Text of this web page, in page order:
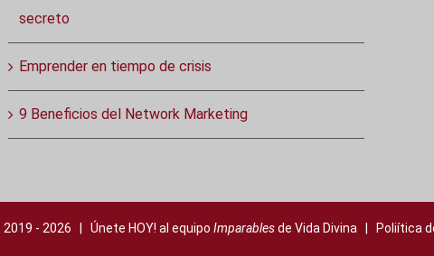
secreto
Emprender en tiempo de crisis
9 Beneficios del Network Marketing
- 2026 | Únete HOY! al equipo Imparablesde Vida Divina | Poliítica